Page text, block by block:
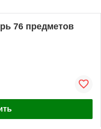
76 предметов